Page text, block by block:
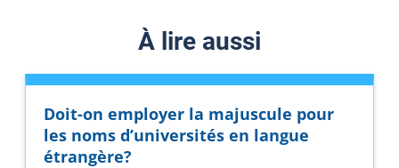
À lire aussi
Doit-on employer la majuscule pour
les noms d’universités en langue
étrangère?